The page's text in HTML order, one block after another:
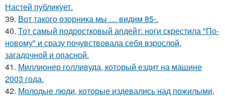
Настей публикует.
39. Вот такого озорника мы … видим 85-.
40. Тот самый подростковый апдейт: ноги скрестила "По-
новому" и сразу почувствовала себя взрослой,
загадочной и опасной.
41. Миллионер голливуда, который ездит на машине
2003 года.
42. Молодые люди, которые издевались над пожилыми,